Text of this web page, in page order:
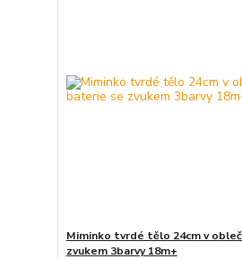
Miminko tvrdé tělo 24cm v
zvukem 3barvy 18m+